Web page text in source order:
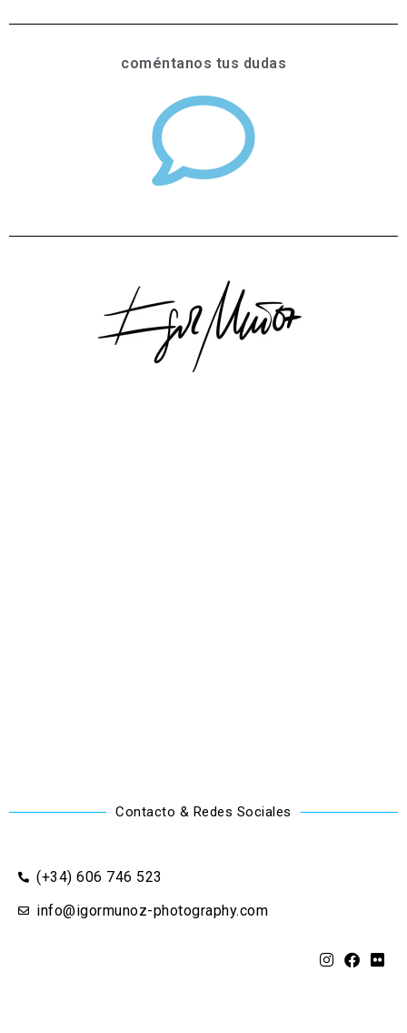
coméntanos tus dudas
Contacto & Redes Sociales
(+34) 606 746 523
info@igormunoz-photography.com